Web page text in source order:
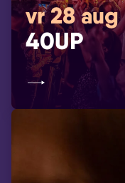
vr 28 aug
40UP